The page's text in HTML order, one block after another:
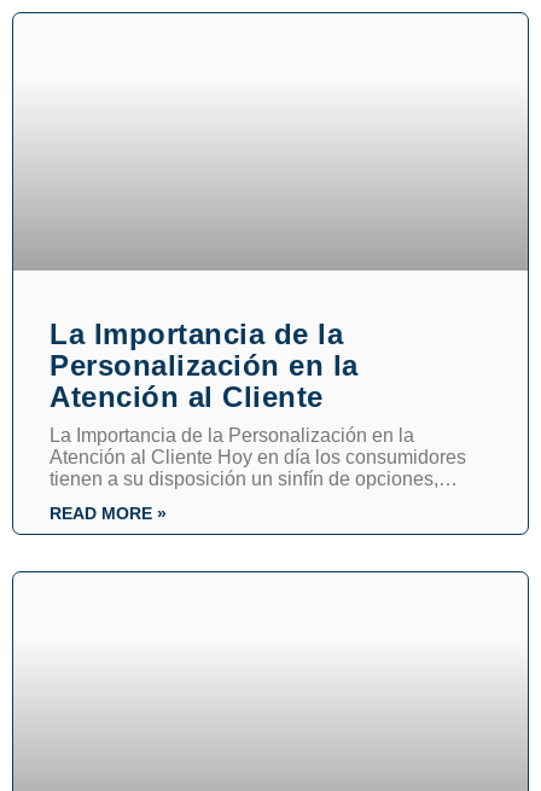
La Importancia de la
Personalización en la
Atención al Cliente
La Importancia de la Personalización en la
Atención al Cliente Hoy en día los consumidores
tienen a su disposición un sinfín de opciones,
READ MORE »